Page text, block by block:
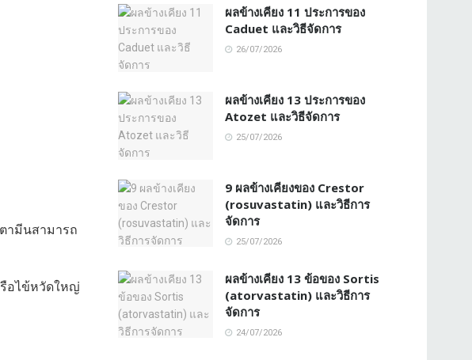
ามีนสามารถ
อไข้หวัดใหญ่
ผลข้างเคียง 11 ประการของ
Caduet และวิธีจัดการ
26/07/2026
ผลข้างเคียง 13 ประการของ
Atozet และวิธีจัดการ
25/07/2026
9 ผลข้างเคียงของ Crestor
(rosuvastatin) และวิธีการ
จัดการ
25/07/2026
ผลข้างเคียง 13 ข้อของ Sortis
(atorvastatin) และวิธีการ
จัดการ
24/07/2026